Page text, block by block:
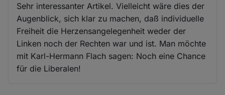
Sehr interessanter Artikel. Vielleicht wäre dies der
Augenblick, sich klar zu machen, daß individuelle
Freiheit die Herzensangelegenheit weder der
Linken noch der Rechten war und ist. Man möchte
mit Karl-Hermann Flach sagen: Noch eine Chance
für die Liberalen!